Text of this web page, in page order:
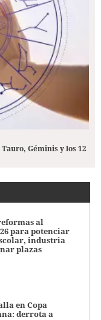
Géminis y los 12
al
para potenciar
industria
plazas
en Copa
derrota a